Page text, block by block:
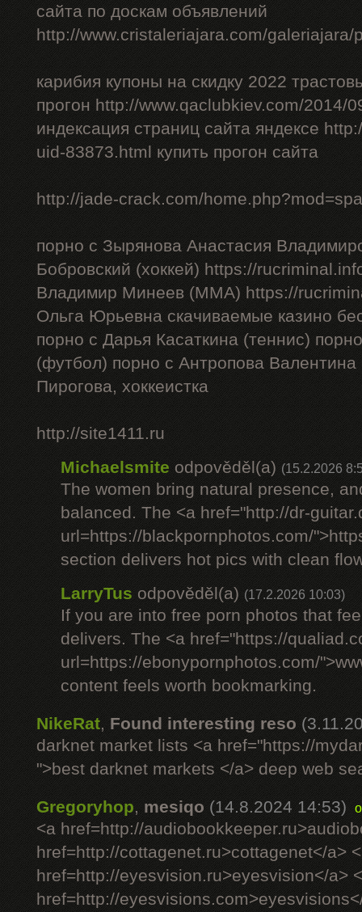
сайта по доскам объявлений
http://www.cristaleriajara.com/galeriajara/
карибия купоны на скидку 2022
прогон http://www.qaclubkiev.com/2014/
индексация страниц сайта яндексе
uid-83873.html купить прогон сайта
http://jade-crack.com/
порно с Зырянова Анастасия
Бобровский (хоккей) https://
Владимир Минеев (ММА) https://
Ольга Юрьевна скачиваемые казино
порно с Дарья Касаткина (теннис)
(футбол) порно с Антропова
Пирогова, хоккеистка
http://site1411.ru
Michaelsmite odpověděl(a) (15.2.2026
The women bring natural presence,
balanced. The <a href="http://dr-
url=https://blackpornphotos.com/
section delivers hot pics with clean
LarryTus odpověděl(a) (17.2.2026 10:03)
If you are into free porn photos that
delivers. The <a href="https://
url=https://ebonypornphotos.com/
content feels worth bookmarking.
NikeRat, Found interesting reso
darknet market lists <a href="https://
">best darknet markets </a> deep web
Gregoryhop, mesiqo (14.8.2024 14:53)
<a href=http://
href=http://cottagenet.ru>cottagenet</a>
href=http://eyesvision.ru>eyesvision</a>
href=http://